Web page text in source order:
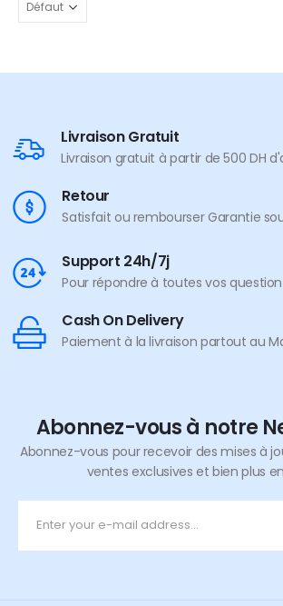
Livraison Gratuit
Livraison gratuit à partir de 500 DH
Retour
Satisfait ou rembourser Garantie
Support 24h/7j
Pour répondre à toutes vos question
Cash On Delivery
Paiement à la livraison partout au
Abonnez-vous à notre
Abonnez-vous pour recevoir des mises à
ventes exclusives et bien plus